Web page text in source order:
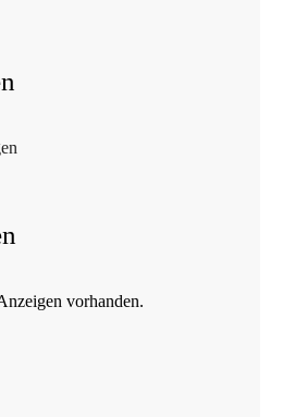
vorhanden.